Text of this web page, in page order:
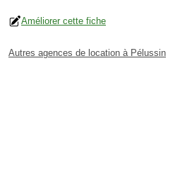
Améliorer cette fiche
Autres agences de location à Pélussin